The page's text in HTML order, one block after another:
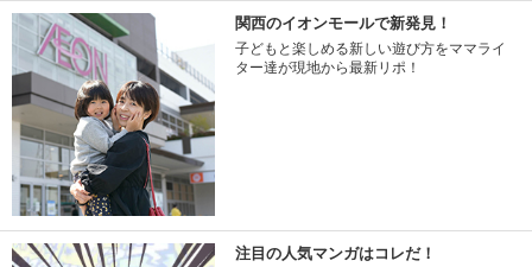
関西のイオンモールで新発見！
子どもと楽しめる新しい遊び方をママライ
ター達が現地から最新リポ！
注目の人気マンガはコレだ！